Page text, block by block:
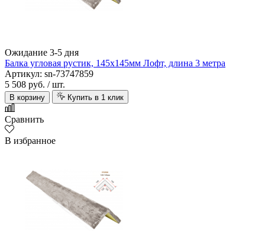
Ожидание 3-5 дня
Балка угловая рустик, 145х145мм Лофт, длина 3 метра
Артикул: sn-73747859
5 508 руб. / шт.
В корзину Купить в 1 клик
Сравнить
В избранное